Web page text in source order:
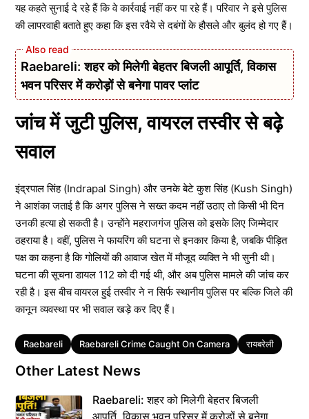
यह कहते सुनाई दे रहे हैं कि वे कार्रवाई नहीं कर पा रहे हैं। परिवार ने इसे पुलिस
की लापरवाही बताते हुए कहा कि इस रवैये से दबंगों के हौसले और बुलंद हो गए हैं।
Raebareli: शहर को मिलेगी बेहतर बिजली आपूर्ति, विकास
भवन परिसर में करोड़ों से बनेगा पावर प्लांट
जांच में जुटी पुलिस, वायरल तस्वीर से बढ़े
सवाल
इंद्रपाल सिंह (Indrapal Singh) और उनके बेटे कुश सिंह (Kush Singh)
ने आशंका जताई है कि अगर पुलिस ने सख्त कदम नहीं उठाए तो किसी भी दिन
उनकी हत्या हो सकती है। उन्होंने महराजगंज पुलिस को इसके लिए जिम्मेदार
ठहराया है। वहीं, पुलिस ने फायरिंग की घटना से इनकार किया है, जबकि पीड़ित
पक्ष का कहना है कि गोलियों की आवाज खेत में मौजूद व्यक्ति ने भी सुनी थी।
घटना की सूचना डायल 112 को दी गई थी, और अब पुलिस मामले की जांच कर
रही है। इस बीच वायरल हुई तस्वीर ने न सिर्फ स्थानीय पुलिस पर बल्कि जिले की
कानून व्यवस्था पर भी सवाल खड़े कर दिए हैं।
Tags
Raebareli Raebareli Crime Caught On Camera रायबरेली
Other Latest News
Raebareli: शहर को मिलेगी बेहतर बिजली
आपूर्ति, विकास भवन परिसर में करोड़ों से बनेगा